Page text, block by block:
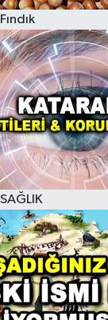
Fındık
SAĞLIK